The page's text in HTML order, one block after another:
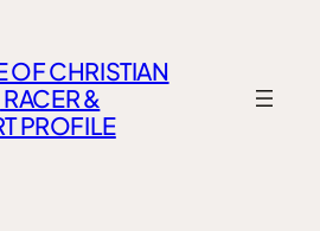
OF CHRISTIAN
&
PROFILE